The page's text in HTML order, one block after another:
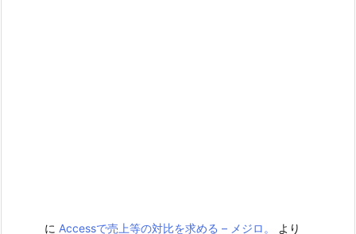
に Accessで売上等の対比を求める – メジロ。 より